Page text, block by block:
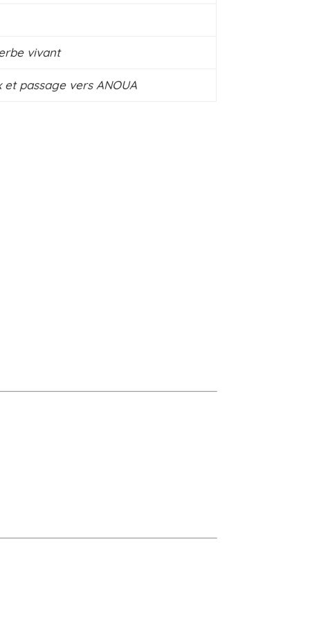
vivant
passage vers ANOUA